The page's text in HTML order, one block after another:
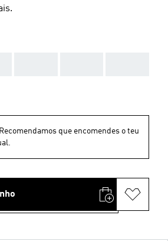
Recomendamos que encomendes o teu